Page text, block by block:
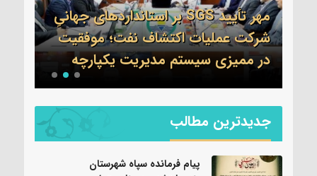
مهر تأیید SGS بر استانداردهای جهانیِ
شرکت عملیات اکتشاف نفت؛ موفقیت
در ممیزی سیستم مدیریت یکپارچه
جدیدترین مطالب
پیام فرمانده سپاه شهرستان